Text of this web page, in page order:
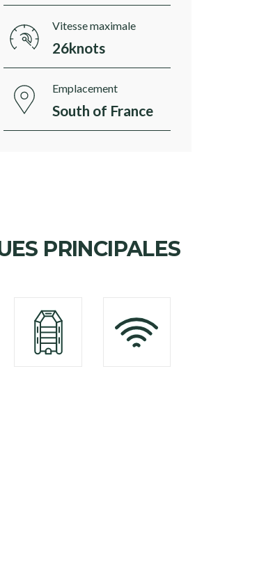
Vitesse maximale
26knots
Emplacement
South of France
PRINCIPALES